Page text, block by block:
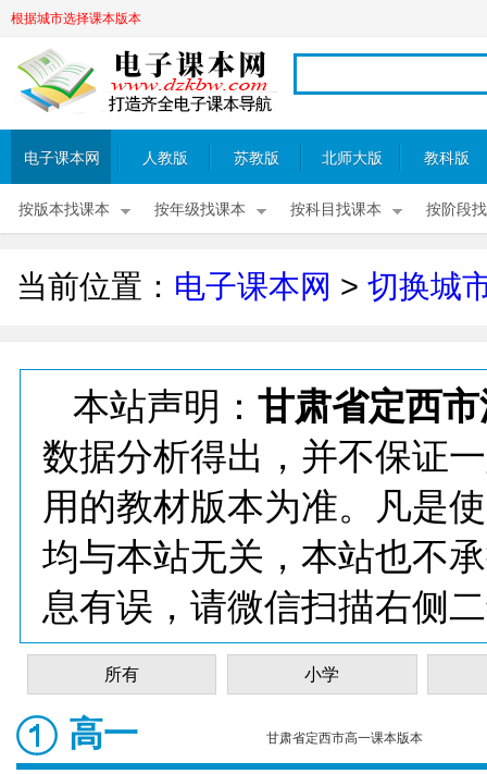
根据城市选择课本版本
电子课本网 人教版 苏教版 北师大版 教科版
按版本找课本 按年级找课本 按科目找课本 按阶段
当前位置： 电子课本网 > 切换城
本站声明： 甘肃省定西
数据分析得出，并不保证
用的教材版本为准。凡是
均与本站无关，本站也不
息有误，请微信扫描右侧
所有 小学
高一 甘肃省定西市高一课本版本